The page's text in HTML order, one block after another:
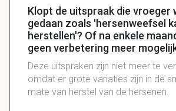
Klopt de uitspraak die vroeger
gedaan zoals 'hersenweefsel
herstellen'? Of na enkele
geen verbetering meer
Deze uitspraken zijn niet meer te
omdat er grote variaties zijn in de
mate van herstel van de hersenen.